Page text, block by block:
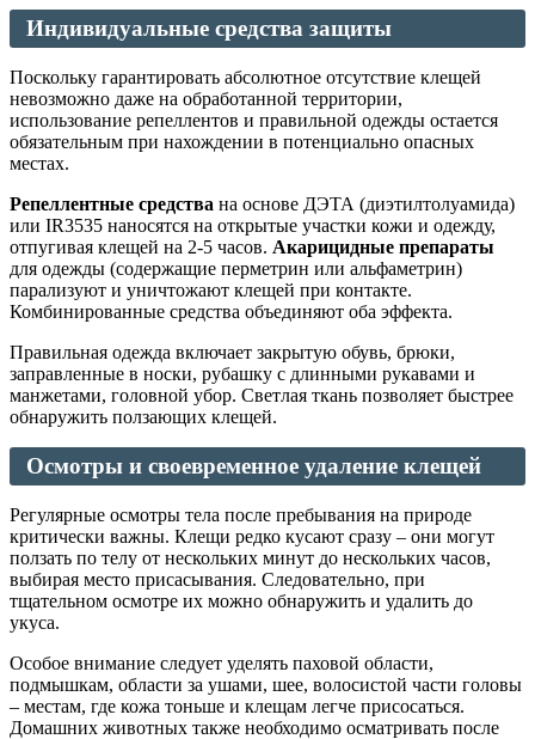
Индивидуальные средства защиты
Поскольку гарантировать абсолютное отсутствие клещей
невозможно даже на обработанной территории,
использование репеллентов и правильной одежды остается
обязательным при нахождении в потенциально опасных
местах.
Репеллентные средства на основе ДЭТА (диэтилтолуамида)
или IR3535 наносятся на открытые участки кожи и одежду,
отпугивая клещей на 2-5 часов. Акарицидные препараты
для одежды (содержащие перметрин или альфаметрин)
парализуют и уничтожают клещей при контакте.
Комбинированные средства объединяют оба эффекта.
Правильная одежда включает закрытую обувь, брюки,
заправленные в носки, рубашку с длинными рукавами и
манжетами, головной убор. Светлая ткань позволяет быстрее
обнаружить ползающих клещей.
Осмотры и своевременное удаление клещей
Регулярные осмотры тела после пребывания на природе
критически важны. Клещи редко кусают сразу – они могут
ползать по телу от нескольких минут до нескольких часов,
выбирая место присасывания. Следовательно, при
тщательном осмотре их можно обнаружить и удалить до
укуса.
Особое внимание следует уделять паховой области,
подмышкам, области за ушами, шее, волосистой части головы
– местам, где кожа тоньше и клещам легче присосаться.
Домашних животных также необходимо осматривать после